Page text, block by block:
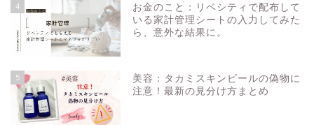
4
お金のこと：リベシティで配布して
いる家計管理シートの入力してみた
ら、意外な結果に。
5
美容：タカミスキンピールの偽物に
注意！最新の見分け方まとめ